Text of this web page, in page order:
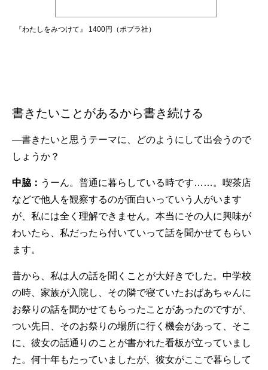
『わたしをみつけて』 1400円（ポプラ社）
書きたいことがあるから書き続ける
—書きたいと思うテーマに、どのようにして出会うので
しょうか？
中脇： うーん。普通に暮らしている時です……。喫茶店
などで他人を観察するのが面白いっていう人がいます
が、私には全く理解できません。本当にその人に興味が
わいたら、私だったら付いていって話を聞かせてもらい
ます。
昔から、私は人の話を聞くことが大好きでした。中学校
の時、家族が入院し、その隣で寝ていたおばあちゃんに
お祭りの話を聞かせてもらったことがあったのですが、
つい先日、そのお祭りの場所に行く機会があって、そこ
に、彼女の話通りのことが書かれた看板が立っていまし
た。何十年もたっていましたが、彼女がここで暮らして